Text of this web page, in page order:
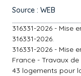
Source : WEB
316331-2026 - Mise
316331-2026.
316331-2026 - Mise
France - Travaux
43 logements pour